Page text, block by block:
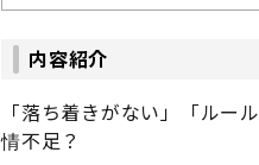
内容紹介
「落ち着きがない」「ル
情不足？